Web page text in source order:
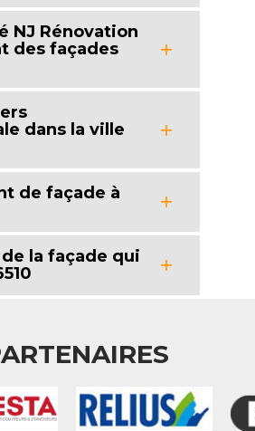
NJ Rénovation
des façades
dans la ville
de façade à
la façade qui